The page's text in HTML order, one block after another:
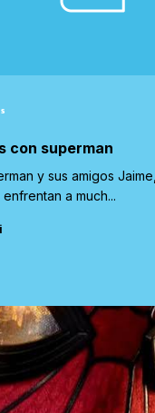
con superman
y sus amigos
a much...